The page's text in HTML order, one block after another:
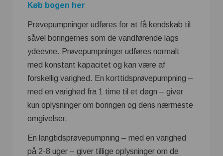
Køb bogen her
Prøvepumpninger udføres for at få kendskab til
såvel boringernes som de vandførende lags
ydeevne. Prøvepumpninger udføres normalt
med konstant kapacitet og kan være af
forskellig varighed. En korttidsprøvepumpning –
med en varighed fra 1 time til et døgn – giver
kun oplysninger om boringen og dens nærmeste
omgivelser.
En langtidsprøvepumpning – med en varighed
på 2-8 uger – giver tillige oplysninger om de